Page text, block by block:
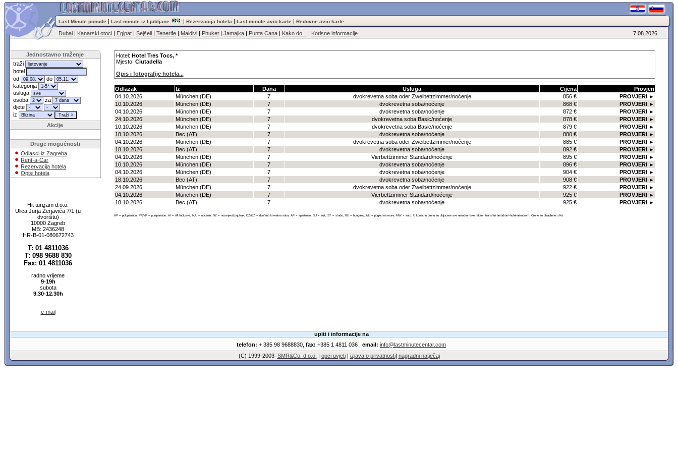
Last Minute ponude | Last minute iz Ljubljane | Rezervacija hotela | Last minute avio karte | Redovne avio karte
Dubai | Kanarski otoci | Egipat | Sejšeli | Tenerife | Maldivi | Phuket | Jamajka | Punta Cana | Kako do... | Korisne informacije 7.08.2026
Jednostavno traženje
traži
hotel
od
do
kategorija
usluga
osoba
za
djete
iz
Akcije
Druge mogućnosti
Odlasci iz Zagreba
Rent-a-Car
Rezervacija hotela
Opisi hotela
Hit turizam d.o.o.
Ulica Jurja Žerjavića 7/1 (u
dvorištu)
10000 Zagreb
MB: 2436248
HR-B-01-080672743
T: 01 4811036
T: 098 9688 830
Fax: 01 4811036
radno vrijeme
9-19h
subota
9.30-12.30h
e-mail
Hotel: Hotel Tres Tocs, *
Mjesto: Ciutadella
Opis i fotografije hotela...
Odlazak Iz Dana Usluga Cijena
Provjeri
04.10.2026
München (DE) 7 dvokrevetna soba oder Zweibettzimmer/noćenje 856 €
PROVJERI ►
10.10.2026
München (DE) 7 dvokrevetna soba/noćenje 868 €
PROVJERI ►
04.10.2026
München (DE) 7 dvokrevetna soba/noćenje 872 €
PROVJERI ►
24.10.2026
München (DE) 7 dvokrevetna soba Basic/noćenje 878 €
PROVJERI ►
10.10.2026
München (DE) 7 dvokrevetna soba Basic/noćenje 879 €
PROVJERI ►
18.10.2026
Bec (AT) 7 dvokrevetna soba/noćenje 880 €
PROVJERI ►
04.10.2026
München (DE) 7 dvokrevetna soba oder Zweibettzimmer/noćenje 885 €
PROVJERI ►
18.10.2026
Bec (AT) 7 dvokrevetna soba/noćenje 892 €
PROVJERI ►
04.10.2026
München (DE) 7 Vierbettzimmer Standard/noćenje 895 €
PROVJERI ►
10.10.2026
München (DE) 7 dvokrevetna soba/noćenje 896 €
PROVJERI ►
04.10.2026
München (DE) 7 dvokrevetna soba/noćenje 904 €
PROVJERI ►
18.10.2026
Bec (AT) 7 dvokrevetna soba/noćenje 908 €
PROVJERI ►
24.09.2026
München (DE) 7 dvokrevetna soba oder Zweibettzimmer/noćenje 922 €
PROVJERI ►
04.10.2026
München (DE) 7 Vierbettzimmer Standard/noćenje 925 €
PROVJERI ►
18.10.2026
Bec (AT) 7 dvokrevetna soba/noćenje 925 € PROVJERI ►
HP = polupansion, PP,VP = punipansion, AI = All Inclusive, N,U = nocenje, NZ = nocenjev&zajutrak, DZ/EZ = dvo/eno krevetna soba, AP = apartman, SU = suit, ST = studio, BU = bungalov, Mb = pogled na more, MW = auto. U konacnu cijenu su ukljucene sve aerodromske takse i transferi aerodrom-hotel-aerodrom. Cijene so objavljene u Kn.
upiti i informacije na
telefon: + 385 98 9688830, fax: +385 1 4811 036 , email: info@lastminutecentar.com
(C) 1999-2003 SMR&Co. d.o.o. | opci uvjeti| izjava o privatnosti| nagradni natječaj